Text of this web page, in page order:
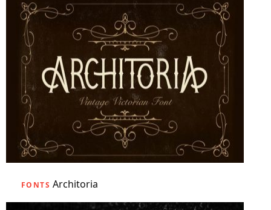
FONTS Architoria